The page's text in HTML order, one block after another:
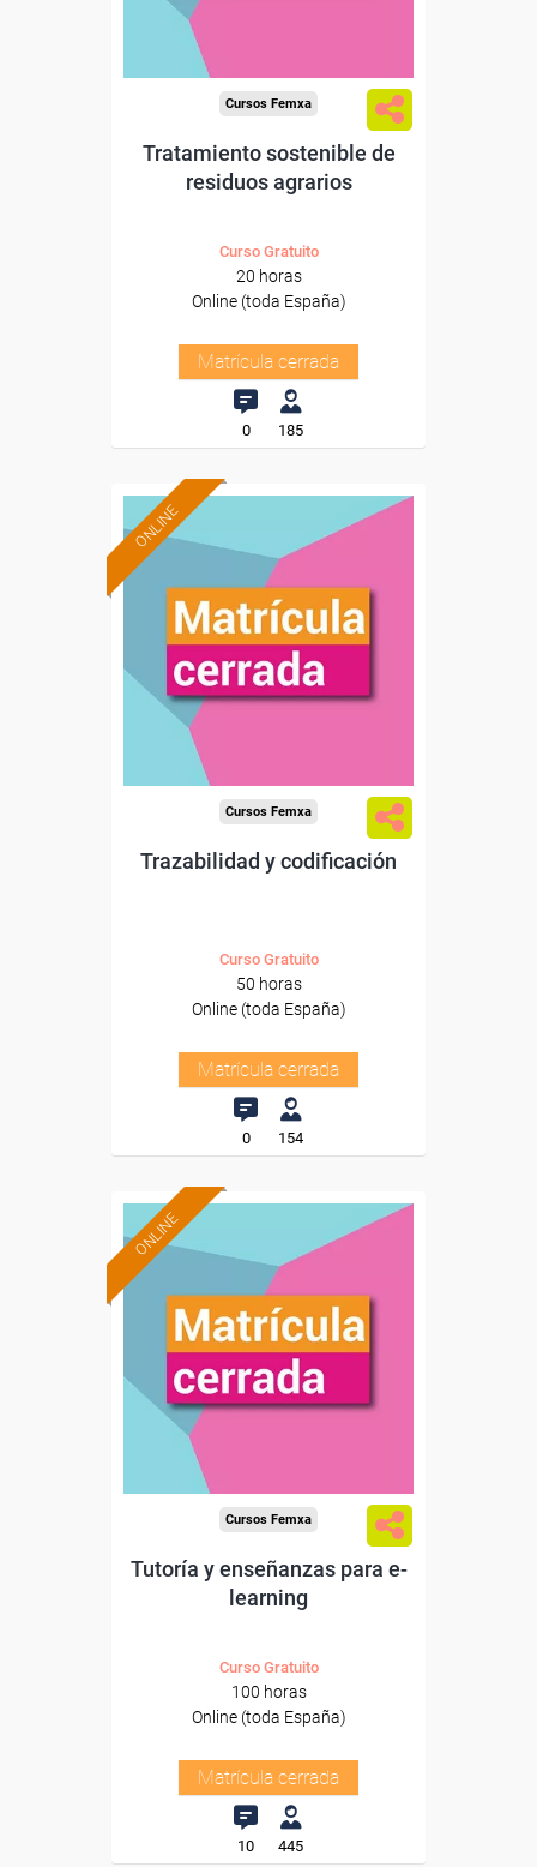
Cursos Femxa
Tratamiento sostenible de
residuos agrarios
Curso Gratuito
20 horas
Online (toda España)
Matrícula cerrada
0 185
ONLINE
Cursos Femxa
Trazabilidad y codificación
Curso Gratuito
50 horas
Online (toda España)
Matrícula cerrada
0 154
ONLINE
Cursos Femxa
Tutoría y enseñanzas para e-
learning
Curso Gratuito
100 horas
Online (toda España)
Matrícula cerrada
10 445